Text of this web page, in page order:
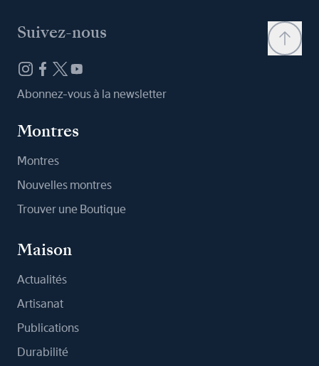
Suivez-nous
Abonnez-vous à la newsletter
Montres
Montres
Nouvelles montres
Trouver une Boutique
Maison
Actualités
Artisanat
Publications
Durabilité